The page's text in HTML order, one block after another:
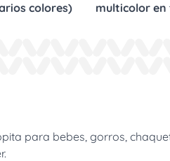
colores)
multicolor en
para bebes, gorros,